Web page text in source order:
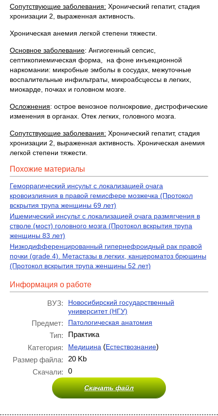
Сопутствующие заболевания: Хронический гепатит, стадия
хронизации 2, выраженная активность.
Хроническая анемия легкой степени тяжести.
Основное заболевание: Ангиогенный сепсис,
септикопиемическая форма, на фоне инъекционной
наркомании: микробные эмболы в сосудах, межуточные
воспалительные инфильтраты, микроабсцессы в легких,
миокарде, почках и головном мозге.
Осложнения: острое венозное полнокровие, дистрофические
изменения в органах. Отек легких, головного мозга.
Сопутствующие заболевания: Хронический гепатит, стадия
хронизации 2, выраженная активность. Хроническая анемия
легкой степени тяжести.
Похожие материалы
Геморрагический инсульт с локализацией очага
кровоизлияния в правой гемисфере мозжечка (Протокол
вскрытия трупа женщины 69 лет)
Ишемический инсульт с локализацией очага размягчения в
стволе (мост) головного мозга (Протокол вскрытия трупа
женщины 83 лет)
Низкодифференцированный гипернефроидный рак правой
почки (grade 4). Метастазы в легких, канцероматоз брюшины
(Протокол вскрытия трупа женщины 52 лет)
Информация о работе
ВУЗ:
Новосибирский государственный
университет (НГУ)
Предмет: Патологическая анатомия
Тип:
Практика
Категория:
Медицина (Естествознание)
Размер файла:
20 Kb
Скачали:
0
Скачать файл